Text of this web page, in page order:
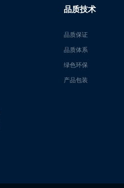
品质技术
品质保证
品质体系
绿色环保
产品包装